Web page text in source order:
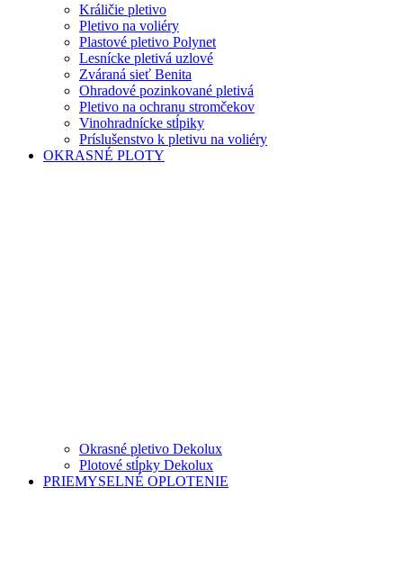
Králičie pletivo
Pletivo na voliéry
Plastové pletivo Polynet
Lesnícke pletivá uzlové
Zváraná sieť Benita
Ohradové pozinkované pletivá
Pletivo na ochranu stromčekov
Vinohradnícke stĺpiky
Príslušenstvo k pletivu na voliéry
OKRASNÉ PLOTY
Okrasné pletivo Dekolux
Plotové stĺpky Dekolux
PRIEMYSELNÉ OPLOTENIE